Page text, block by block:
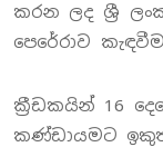
කරන ලද ශ්‍රී
පෙරේරාව
ක්‍රීඩකයින් 16
කණ්ඩායමට